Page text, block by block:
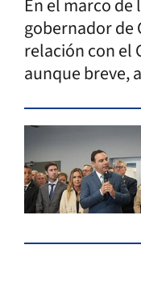
En el marco
gobernador de
relación con el
aunque breve,